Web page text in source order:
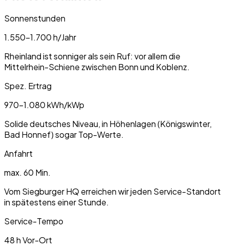
Sonnenstunden
1.550–1.700 h/Jahr
Rheinland ist sonniger als sein Ruf: vor allem die
Mittelrhein-Schiene zwischen Bonn und Koblenz.
Spez. Ertrag
970–1.080 kWh/kWp
Solide deutsches Niveau, in Höhenlagen (Königswinter,
Bad Honnef) sogar Top-Werte.
Anfahrt
max. 60 Min.
Vom Siegburger HQ erreichen wir jeden Service-Standort
in spätestens einer Stunde.
Service-Tempo
48 h Vor-Ort